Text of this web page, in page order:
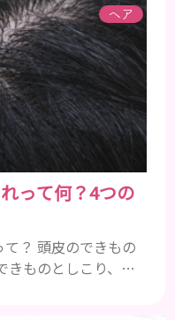
、交感神経が優位に
量が増えて炎症が起
行不良になり栄養が行
頭皮の健康に大切
赤い状態は、アトピ
ヘア
って何？4つの
？ 頭皮のできもの
きものとしこり、と